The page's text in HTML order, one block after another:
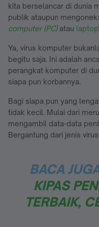
kita berselancar di dunia
publik ataupun
computer (PC)atau laptop
Ya, virus komputer
begitu saja. Ini adalah
perangkat komputer di
siapa pun korbannya.
Bagi siapa pun yang
tidak kecil. Mulai dari
mengambil data-data
Bergantung dari jenis
BACA
KIPAS
TERBAIK,